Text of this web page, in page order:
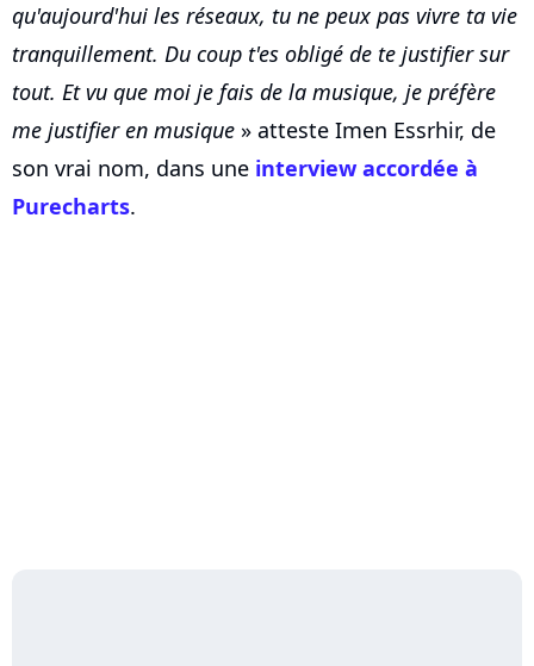
qu'aujourd'hui les réseaux, tu ne peux pas vivre ta vie
tranquillement. Du coup t'es obligé de te justifier sur
tout. Et vu que moi je fais de la musique, je préfère
me justifier en musique » atteste Imen Essrhir, de
son vrai nom, dans une interview accordée à
Purecharts.